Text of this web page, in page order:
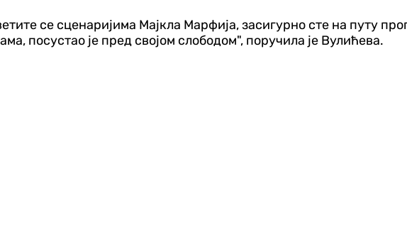
се сценаријима Мајкла Марфија, засигурно сте на путу
посустао је пред својом слободом", поручила је Вулићева.